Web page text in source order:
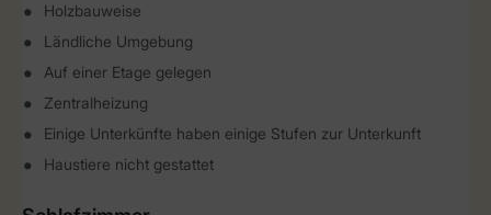
Holzbauweise
Ländliche Umgebung
Auf einer Etage gelegen
Zentralheizung
Einige Unterkünfte haben einige Stufen zur Unterkunft
Haustiere nicht gestattet